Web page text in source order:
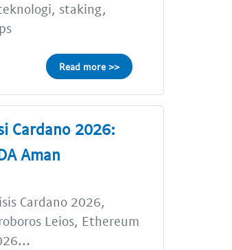
staking,
Read more >>
Cardano 2026:
Aman
Cardano 2026,
Leios, Ethereum